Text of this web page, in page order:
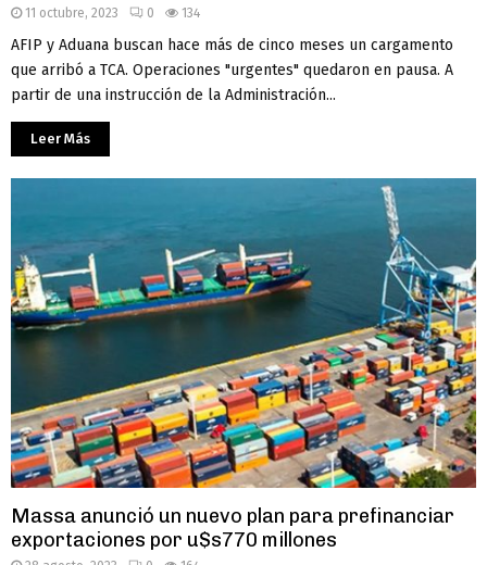
11 octubre, 2023 0 134
AFIP y Aduana buscan hace más de cinco meses un cargamento
que arribó a TCA. Operaciones "urgentes" quedaron en pausa. A
partir de una instrucción de la Administración...
Leer Más
Massa anunció un nuevo plan para prefinanciar
exportaciones por u$s770 millones